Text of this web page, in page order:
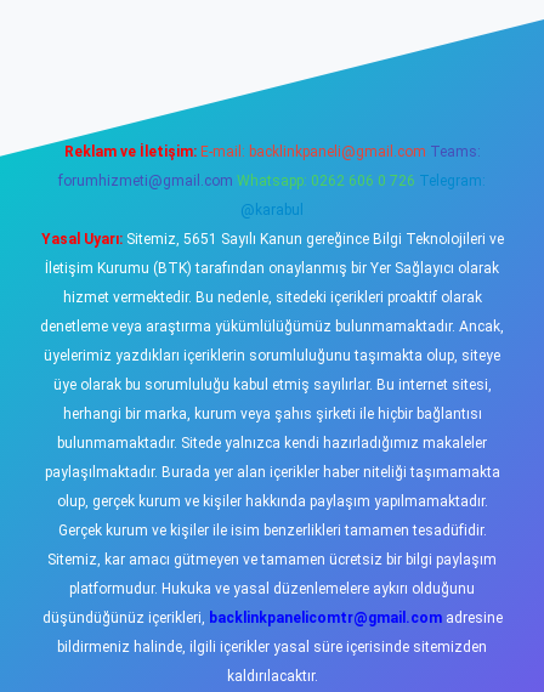
Reklam ve İletişim: E-mail: backlinkpaneli@gmail.com Teams:
forumhizmeti@gmail.com Whatsapp: 0262 606 0 726 Telegram:
@karabul
Yasal Uyarı:Sitemiz, 5651 Sayılı Kanun gereğince Bilgi Teknolojileri ve
İletişim Kurumu (BTK) tarafından onaylanmış bir Yer Sağlayıcı olarak
hizmet vermektedir. Bu nedenle, sitedeki içerikleri proaktif olarak
denetleme veya araştırma yükümlülüğümüz bulunmamaktadır. Ancak,
üyelerimiz yazdıkları içeriklerin sorumluluğunu taşımakta olup, siteye
üye olarak bu sorumluluğu kabul etmiş sayılırlar. Bu internet sitesi,
herhangi bir marka, kurum veya şahıs şirketi ile hiçbir bağlantısı
bulunmamaktadır. Sitede yalnızca kendi hazırladığımız makaleler
paylaşılmaktadır. Burada yer alan içerikler haber niteliği taşımamakta
olup, gerçek kurum ve kişiler hakkında paylaşım yapılmamaktadır.
Gerçek kurum ve kişiler ile isim benzerlikleri tamamen tesadüfidir.
Sitemiz, kar amacı gütmeyen ve tamamen ücretsiz bir bilgi paylaşım
platformudur. Hukuka ve yasal düzenlemelere aykırı olduğunu
düşündüğünüz içerikleri, backlinkpanelicomtr@gmail.comadresine
bildirmeniz halinde, ilgili içerikler yasal süre içerisinde sitemizden
kaldırılacaktır.